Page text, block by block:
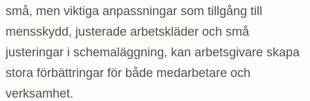
små, men viktiga anpassningar som tillgång till
mensskydd, justerade arbetskläder och små
justeringar i schemaläggning, kan arbetsgivare skapa
stora förbättringar för både medarbetare och
verksamhet.